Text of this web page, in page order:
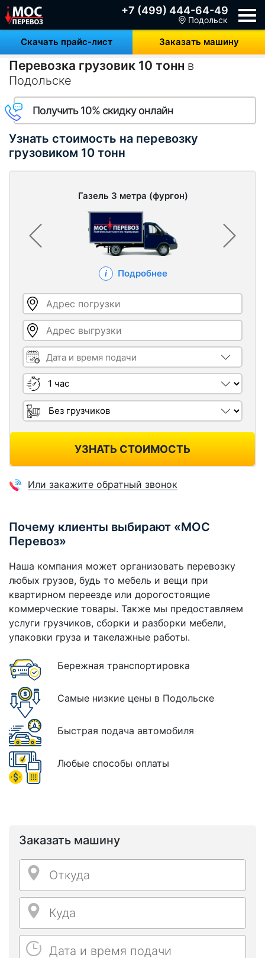
+7 (499) 444-64-49
Скачать прайс-лист Заказать машину
Подольск
Перевозка грузовик 10 тонн в
Подольске
Получить 10% скидку онлайн
Узнать стоимость на перевозку
грузовиком 10 тонн
Газель 3 метра (фургон)
Подробнее
Адрес погрузки
Адрес выгрузки
Дата и время подачи
Длительность
Грузчики
УЗНАТЬ СТОИМОСТЬ
Или закажите обратный звонок
Почему клиенты выбирают «МОС
Перевоз»
Наша компания может организовать перевозку
любых грузов, будь то мебель и вещи при
квартирном переезде или дорогостоящие
коммерческие товары. Также мы предоставляем
услуги грузчиков, сборки и разборки мебели,
упаковки груза и такелажные работы.
Бережная транспортировка
Самые низкие цены в Подольске
Быстрая подача автомобиля
Любые способы оплаты
Заказать машину